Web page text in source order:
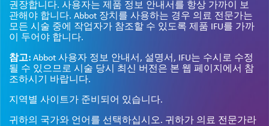
권장합니다. 사용자는 제품 정보 안내서를 항상 가까이 보
관해야 합니다. Abbot 장치를 사용하는 경우 의료 전문가는
모든 시술 중에 작업자가 참조할 수 있도록 제품 IFU를 가까
이 두어야 합니다.
참고: Abbot 사용자 정보 안내서, 설명서, IFU는 수시로 수정
될 수 있으므로 시술 당시 최신 버전은 본 웹 페이지에서 참
조하시기 바랍니다.
지역별 사이트가 준비되어 있습니다.
귀하의 국가와 언어를 선택하십시오. 귀하가 의료 전문가라